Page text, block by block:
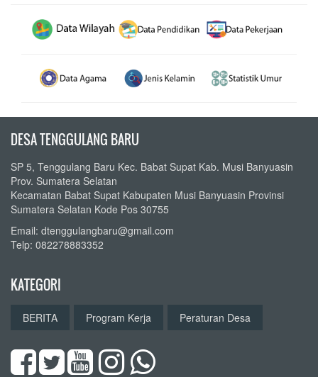
DESA TENGGULANG BARU
SP 5, Tenggulang Baru Kec. Babat Supat Kab. Musi Banyuasin
Prov. Sumatera Selatan
Kecamatan Babat Supat Kabupaten Musi Banyuasin Provinsi
Sumatera Selatan Kode Pos 30755
Email: dtenggulangbaru@gmail.com
Telp: 082278883352
KATEGORI
BERITA Program Kerja Peraturan Desa